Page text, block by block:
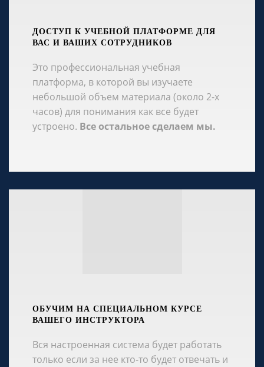
ДОСТУП К УЧЕБНОЙ ПЛАТФОРМЕ ДЛЯ
ВАС И ВАШИХ СОТРУДНИКОВ
Это профессиональная учебная
платформа, в которой вы изучаете
небольшой объем материала (около 2-х
часов) для понимания как все будет
устроено. Все остальное сделаем мы.
ОБУЧИМ НА СПЕЦИАЛЬНОМ КУРСЕ
ВАШЕГО ИНСТРУКТОРА
Вся настроенная система будет работать
только если за нее кто-то будет отвечать и